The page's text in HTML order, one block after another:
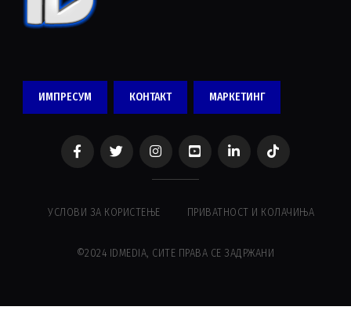
ИМПРЕСУМ КОНТАКТ МАРКЕТИНГ
УСЛОВИ ЗА КОРИСТЕЊЕ ПРИВАТНОСТ И КОЛАЧИЊА
©2024 IDMEDIA, СИТЕ ПРАВА СЕ ЗАДРЖАНИ